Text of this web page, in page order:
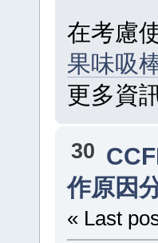
在考慮
果味吸
更多資
30
作原因
« Last